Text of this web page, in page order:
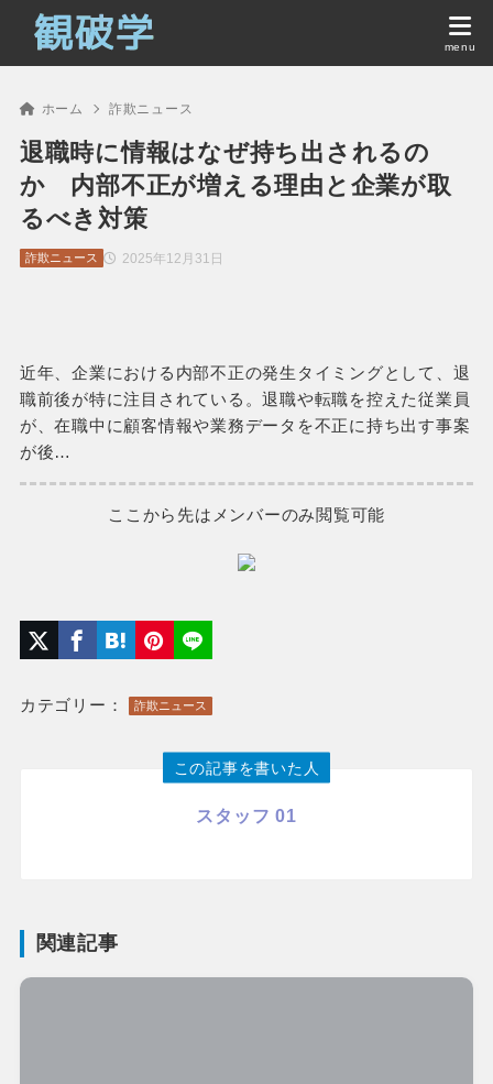
ホーム 詐欺ニュース
退職時に情報はなぜ持ち出されるの
か 内部不正が増える理由と企業が取
るべき対策
2025年12月31日
詐欺ニュース
近年、企業における内部不正の発生タイミングとして、退
職前後が特に注目されている。退職や転職を控えた従業員
が、在職中に顧客情報や業務データを不正に持ち出す事案
が後…
ここから先はメンバーのみ閲覧可能
カテゴリー： 詐欺ニュース
この記事を書いた人
スタッフ 01
関連記事